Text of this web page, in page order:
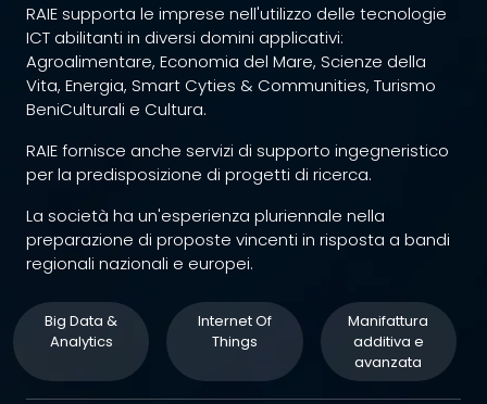
RAIE supporta le imprese nell'utilizzo delle tecnologie
ICT abilitanti in diversi domini applicativi:
Agroalimentare, Economia del Mare, Scienze della
Vita, Energia, Smart Cyties & Communities, Turismo
BeniCulturali e Cultura.
RAIE fornisce anche servizi di supporto ingegneristico
per la predisposizione di progetti di ricerca.
La società ha un'esperienza pluriennale nella
preparazione di proposte vincenti in risposta a bandi
regionali nazionali e europei.
Big Data &
Analytics
Internet Of
Things
Manifattura
additiva e
avanzata